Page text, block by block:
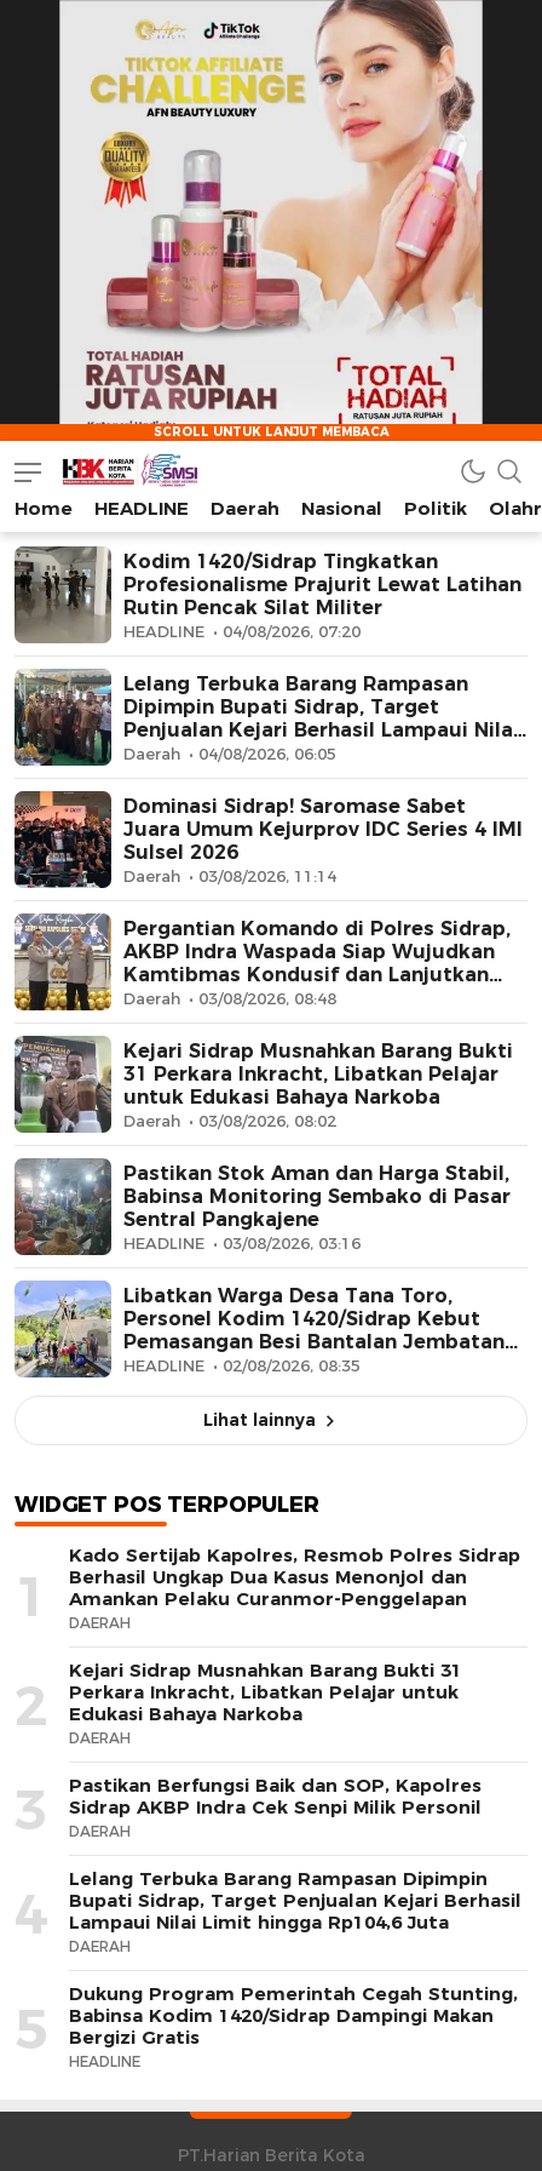
AFN BEAUTY LUXURY
HarianBeritaKota
Mengabarkan Setiap Detil, Sudut, dan Cerita Kota
Home HEADLINE Daerah Nasional Politik
Kodim 1420/Sidrap Tingkatkan
Profesionalisme Prajurit Lewat Latihan
Rutin Pencak Silat Militer
HEADLINE 04/08/2026, 07:20
Lelang Terbuka Barang Rampasan
Dipimpin Bupati Sidrap, Target
Penjualan Kejari Berhasil Lampaui Nilai
Limit hingga Rp104,6 Juta
Daerah 04/08/2026, 06:05
Dominasi Sidrap! Saromase Sabet
Juara Umum Kejurprov IDC Series 4 IMI
Sulsel 2026
Daerah 03/08/2026, 11:14
Pergantian Komando di Polres Sidrap,
AKBP Indra Waspada Siap Wujudkan
Kamtibmas Kondusif dan Lanjutkan
Pengabdian
Daerah 03/08/2026, 08:48
Kejari Sidrap Musnahkan Barang Bukti
31 Perkara Inkracht, Libatkan Pelajar
untuk Edukasi Bahaya Narkoba
Daerah 03/08/2026, 08:02
Pastikan Stok Aman dan Harga Stabil,
Babinsa Monitoring Sembako di Pasar
Sentral Pangkajene
HEADLINE 03/08/2026, 03:16
Libatkan Warga Desa Tana Toro,
Personel Kodim 1420/Sidrap Kebut
Pemasangan Besi Bantalan Jembatan
Beton
HEADLINE 02/08/2026, 08:35
Lihat lainnya
WIDGET POS TERPOPULER
1
Kado Sertijab Kapolres, Resmob Polres Sidrap
Berhasil Ungkap Dua Kasus Menonjol dan
Amankan Pelaku Curanmor-Penggelapan
DAERAH
2
Kejari Sidrap Musnahkan Barang Bukti 31
Perkara Inkracht, Libatkan Pelajar untuk
Edukasi Bahaya Narkoba
DAERAH
3
Pastikan Berfungsi Baik dan SOP, Kapolres
Sidrap AKBP Indra Cek Senpi Milik Personil
DAERAH
4
Lelang Terbuka Barang Rampasan Dipimpin
Bupati Sidrap, Target Penjualan Kejari Berhasil
Lampaui Nilai Limit hingga Rp104,6 Juta
DAERAH
5
Dukung Program Pemerintah Cegah Stunting,
Babinsa Kodim 1420/Sidrap Dampingi Makan
Bergizi Gratis
HEADLINE
PT.Harian Berita Kota